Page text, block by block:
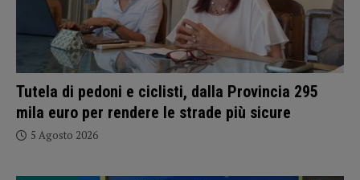
Tutela di pedoni e ciclisti, dalla Provincia 295
mila euro per rendere le strade più sicure
5 Agosto 2026